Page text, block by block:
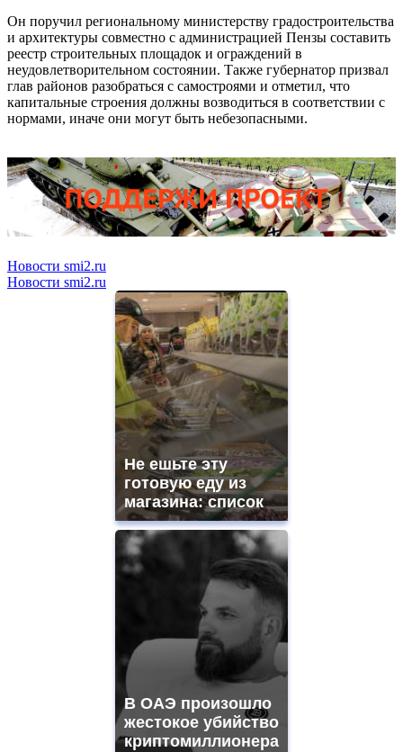
Он поручил региональному министерству градостроительства
и архитектуры совместно с администрацией Пензы составить
реестр строительных площадок и ограждений в
неудовлетворительном состоянии. Также губернатор призвал
глав районов разобраться с самостроями и отметил, что
капитальные строения должны возводиться в соответствии с
нормами, иначе они могут быть небезопасными.
Новости smi2.ru
Новости smi2.ru
Не ешьте эту
готовую еду из
магазина: список
В ОАЭ произошло
жестокое убийство
криптомиллионера